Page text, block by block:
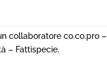
collaboratore co.co.pro –
– Fattispecie.